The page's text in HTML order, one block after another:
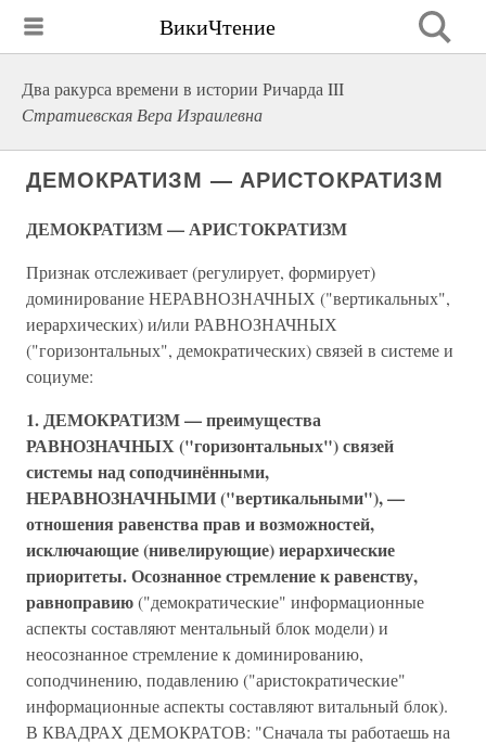
ВикиЧтение
Два ракурса времени в истории Ричарда III
Стратиевская Вера Израилевна
ДЕМОКРАТИЗМ — АРИСТОКРАТИЗМ
ДЕМОКРАТИЗМ — АРИСТОКРАТИЗМ
Признак отслеживает (регулирует, формирует)
доминирование НЕРАВНОЗНАЧНЫХ ("вертикальных",
иерархических) и/или РАВНОЗНАЧНЫХ
("горизонтальных", демократических) связей в системе и
социуме:
1.ДЕМОКРАТИЗМ — преимущества
РАВНОЗНАЧНЫХ ("горизонтальных") связей
системы над соподчинёнными,
НЕРАВНОЗНАЧНЫМИ ("вертикальными"), —
отношения равенства прав и возможностей,
исключающие (нивелирующие) иерархические
приоритеты. Осознанное стремление к равенству,
равноправию("демократические" информационные
аспекты составляют ментальный блок модели) и
неосознанное стремление к доминированию,
соподчинению, подавлению ("аристократические"
информационные аспекты составляют витальный блок).
В КВАДРАХ ДЕМОКРАТОВ: "Сначала ты работаешь на